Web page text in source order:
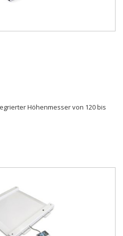
Höhenmesser von 120 bis